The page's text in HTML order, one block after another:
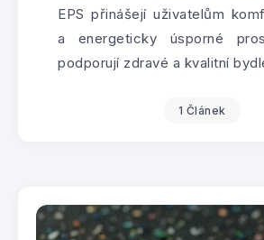
EPS přinášejí uživatelům
a energeticky úsporné
podporují zdravé a kvalitní
1 Článek